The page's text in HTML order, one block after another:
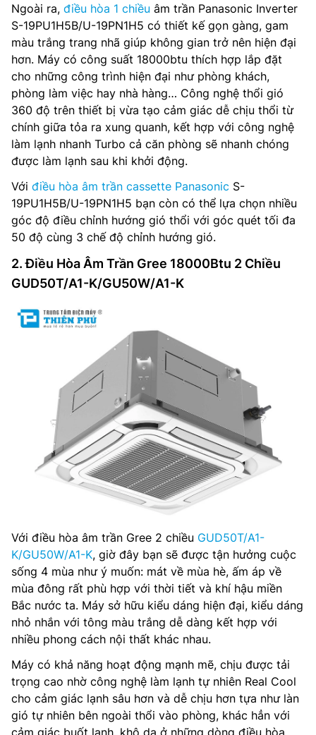
Ngoài ra, điều hòa 1 chiều âm trần Panasonic Inverter
S-19PU1H5B/U-19PN1H5 có thiết kế gọn gàng, gam
màu trắng trang nhã giúp không gian trở nên hiện đại
hơn. Máy có công suất 18000btu thích hợp lắp đặt
cho những công trình hiện đại như phòng khách,
phòng làm việc hay nhà hàng… Công nghệ thổi gió
360 độ trên thiết bị vừa tạo cảm giác dễ chịu thổi từ
chính giữa tỏa ra xung quanh, kết hợp với công nghệ
làm lạnh nhanh Turbo cả căn phòng sẽ nhanh chóng
được làm lạnh sau khi khởi động.
Với điều hòa âm trần cassette Panasonic S-
19PU1H5B/U-19PN1H5 bạn còn có thể lựa chọn nhiều
góc độ điều chỉnh hướng gió thổi với góc quét tối đa
50 độ cùng 3 chế độ chỉnh hướng gió.
2. Điều Hòa Âm Trần Gree 18000Btu 2 Chiều
GUD50T/A1-K/GU50W/A1-K
Với điều hòa âm trần Gree 2 chiều GUD50T/A1-
K/GU50W/A1-K, giờ đây bạn sẽ được tận hưởng cuộc
sống 4 mùa như ý muốn: mát về mùa hè, ấm áp về
mùa đông rất phù hợp với thời tiết và khí hậu miền
Bắc nước ta. Máy sở hữu kiểu dáng hiện đại, kiểu dáng
nhỏ nhắn với tông màu trắng dễ dàng kết hợp với
nhiều phong cách nội thất khác nhau.
Máy có khả năng hoạt động mạnh mẽ, chịu được tải
trọng cao nhờ công nghệ làm lạnh tự nhiên Real Cool
cho cảm giác lạnh sâu hơn và dễ chịu hơn tựa như làn
gió tự nhiên bên ngoài thổi vào phòng, khác hẳn với